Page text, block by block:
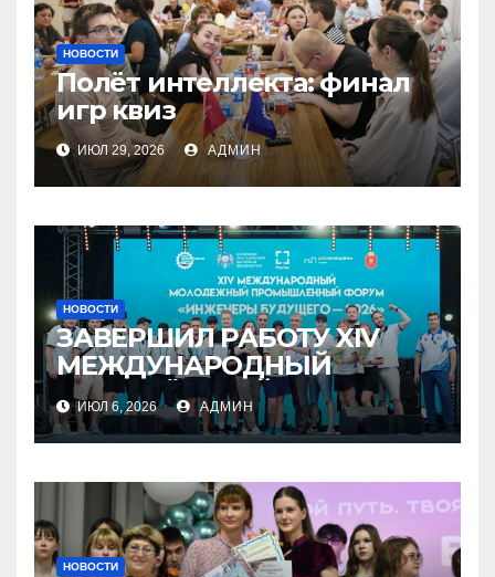
НОВОСТИ
Полёт интеллекта: финал
игр квиз
ИЮЛ 29, 2026 АДМИН
НОВОСТИ
ЗАВЕРШИЛ РАБОТУ XIV
МЕЖДУНАРОДНЫЙ
МОЛОДЁЖНЫЙ
ПРОМЫШЛЕННЫЙ ФОРУМ
«ИНЖЕНЕРЫ БУДУЩЕГО –
2026»
ИЮЛ 6, 2026 АДМИН
НОВОСТИ